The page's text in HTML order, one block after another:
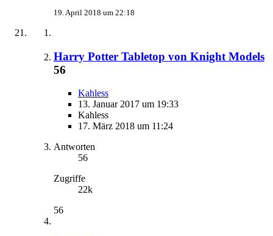
19. April 2018 um 22:18
Harry Potter Tabletop von Knight Models
56
Kahless
13. Januar 2017 um 19:33
Kahless
17. März 2018 um 11:24
Antworten
56
Zugriffe
22k
56